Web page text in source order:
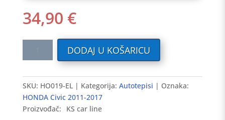
34,90 €
HONDA
Civic
2011-
2017
DODAJ U KOŠARICU
SKU: HO019-EL Kategorija: Autotepisi
Oznaka:
HONDA Civic 2011-2017
Proizvođač:
KS car line